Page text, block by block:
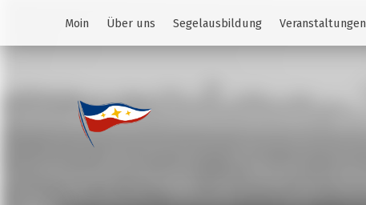
Moin
Über uns Segelausbildung Veranstaltungen
Jugend des YCS